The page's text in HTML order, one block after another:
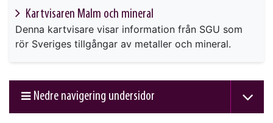
Kartvisaren Malm och mineral
Denna kartvisare visar information från SGU som
rör Sveriges tillgångar av metaller och mineral.
Nedre navigering undersidor